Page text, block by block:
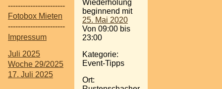
-----------------------
Fotobox Mieten
-----------------------
Impressum
Juli 2025
Woche 29/2025
17. Juli 2025
Wiederholung
beginnend mit
25. Mai 2020
Von 09:00 bis
23:00
Kategorie:
Event-Tipps
Ort: